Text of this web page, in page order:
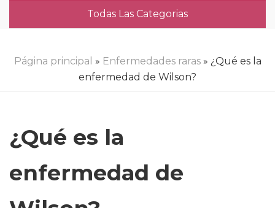
Todas Las Categorias
Página principal » Enfermedades raras» ¿Qué es la
enfermedad de Wilson?
¿Qué es la
enfermedad de